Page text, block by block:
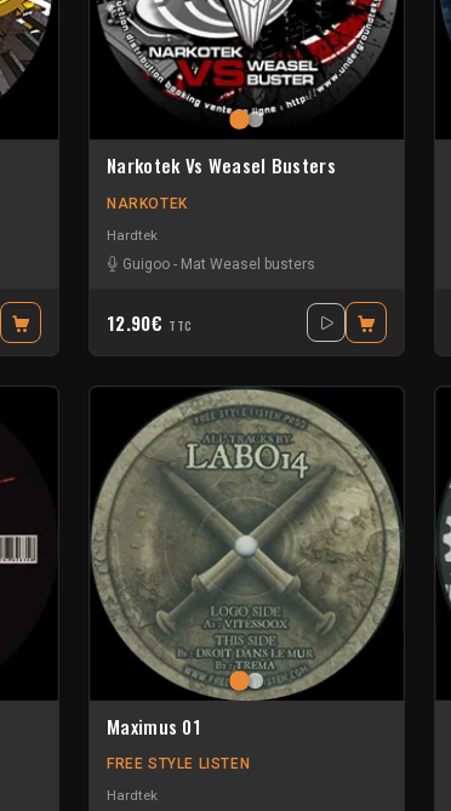
Narkotek Vs Weasel Busters
NARKOTEK
Hardtek
Guigoo - Mat Weasel busters
12.90€ TTC
Maximus 01
FREE STYLE LISTEN
Hardtek